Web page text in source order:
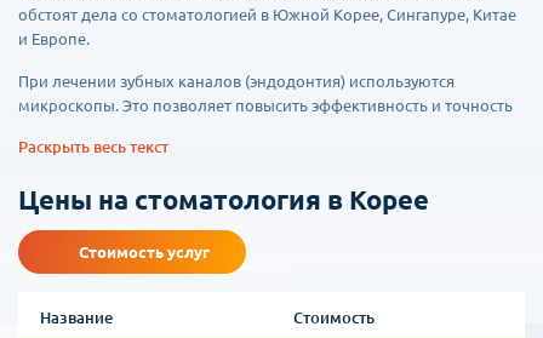
обстоят дела со стоматологией в Южной Корее, Сингапуре, Китае
и Европе.
При лечении зубных каналов (эндодонтия) используются
микроскопы. Это позволяет повысить эффективность и точность
клиниках Южной Кореи визуально совпадают с плотностью и
эстетического эффекта.
одномоментное установление имплантов. Импланты
Раскрыть весь текст
Цены на стоматология в Корее
Стоимость услуг
Название Стоимость